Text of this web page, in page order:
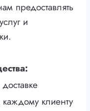
предоставлять
и
клиенту